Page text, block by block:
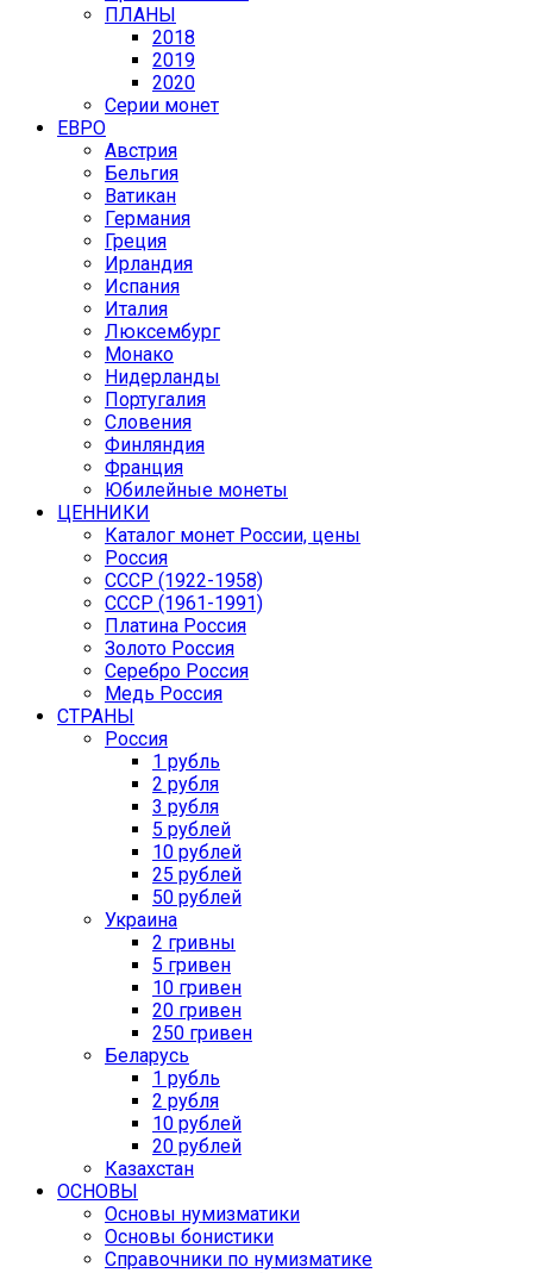
ПЛАНЫ
2018
2019
2020
Серии монет
ЕВРО
Австрия
Бельгия
Ватикан
Германия
Греция
Ирландия
Испания
Италия
Люксембург
Монако
Нидерланды
Португалия
Словения
Финляндия
Франция
Юбилейные монеты
ЦЕННИКИ
Каталог монет России, цены
Россия
СССР (1922-1958)
CCCР (1961-1991)
Платина Россия
Золото Россия
Серебро Россия
Медь Россия
СТРАНЫ
Россия
1 рубль
2 рубля
3 рубля
5 рублей
10 рублей
25 рублей
50 рублей
Украина
2 гривны
5 гривен
10 гривен
20 гривен
250 гривен
Беларусь
1 рубль
2 рубля
10 рублей
20 рублей
Казахстан
ОСНОВЫ
Основы нумизматики
Основы бонистики
Справочники по нумизматике